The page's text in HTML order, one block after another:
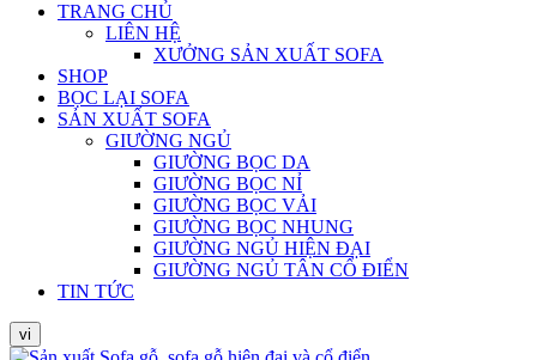
TRANG CHỦ
LIÊN HỆ
XƯỞNG SẢN XUẤT SOFA
SHOP
BỌC LẠI SOFA
SẢN XUẤT SOFA
GIƯỜNG NGỦ
GIƯỜNG BỌC DA
GIƯỜNG BỌC NỈ
GIƯỜNG BỌC VẢI
GIƯỜNG BỌC NHUNG
GIƯỜNG NGỦ HIỆN ĐẠI
GIƯỜNG NGỦ TÂN CỔ ĐIỂN
TIN TỨC
vi